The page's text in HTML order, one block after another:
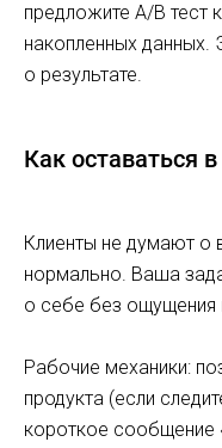
предложите A/B тест
накопленных данных.
о результате.
Как оставаться
Клиенты не думают о
нормально. Ваша
о себе без ощущения
Рабочие механики:
продукта (если
короткое сообщение